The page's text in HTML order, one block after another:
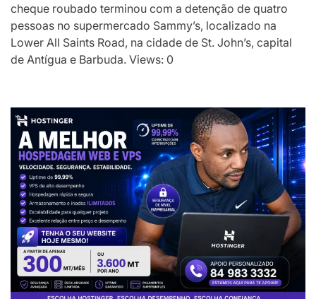
cheque roubado terminou com a detenção de quatro
pessoas no supermercado Sammy’s, localizado na
Lower All Saints Road, na cidade de St. John’s, capital
de Antígua e Barbuda. Views: 0